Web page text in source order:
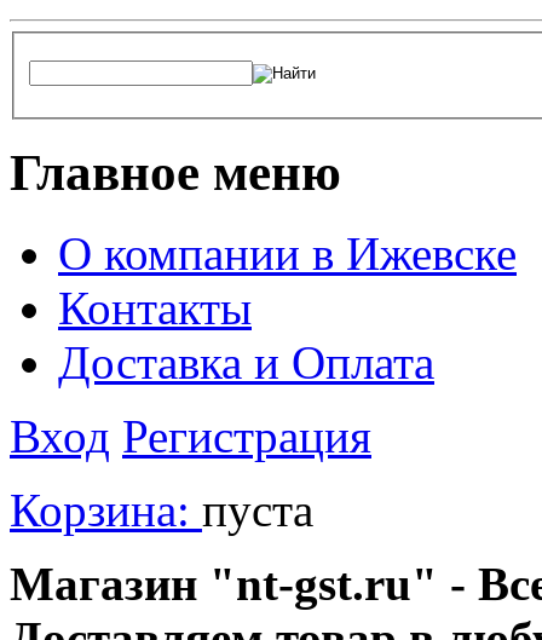
Главное меню
О компании в Ижевске
Контакты
Доставка и Оплата
Вход Регистрация
Корзина: пуста
Магазин "nt-gst.ru" -